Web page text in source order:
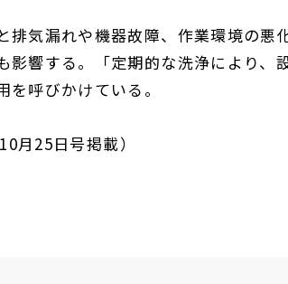
排気漏れや機器故障、作業環境の悪
影響する。「定期的な洗浄により、
呼びかけている。
月25日号掲載）